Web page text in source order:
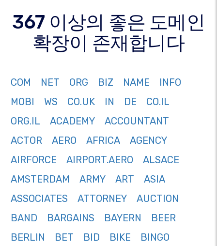
367 이상의 좋은 도메인
확장이 존재합니다
COM NET ORG BIZ NAME
INFO
MOBI
WS CO.UK IN DE
CO.IL
ORG.IL
ACADEMY
ACCOUNTANT
ACTOR
AERO AFRICA
AGENCY
AIRFORCE
AIRPORT.AERO
ALSACE
AMSTERDAM
ARMY ART
ASIA
ASSOCIATES
ATTORNEY
AUCTION
BAND
BARGAINS BAYERN
BEER
BERLIN
BET BID BIKE
BINGO